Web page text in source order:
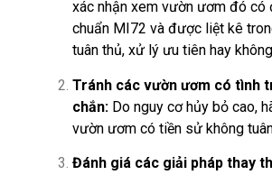
xác nhận xem vườn ươm đó có
chuẩn MI72 và được liệt kê
tuân thủ, xử lý ưu tiên hay
Tránh các vườn ươm có tình
chắn: Do nguy cơ hủy bỏ cao,
vườn ươm có tiền sử không
Đánh giá các giải pháp thay